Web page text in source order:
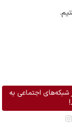
.
اجتماعی به